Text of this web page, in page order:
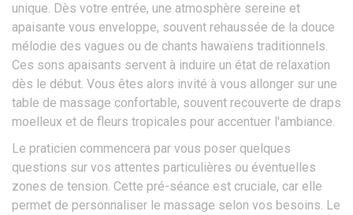
unique. Dès votre entrée, une atmosphère sereine et
apaisante vous enveloppe, souvent rehaussée de la douce
mélodie des vagues ou de chants hawaïens traditionnels.
Ces sons apaisants servent à induire un état de relaxation
dès le début. Vous êtes alors invité à vous allonger sur une
table de massage confortable, souvent recouverte de draps
moelleux et de fleurs tropicales pour accentuer l'ambiance.
Le praticien commencera par vous poser quelques
questions sur vos attentes particulières ou éventuelles
zones de tension. Cette pré-séance est cruciale, car elle
permet de personnaliser le massage selon vos besoins. Le